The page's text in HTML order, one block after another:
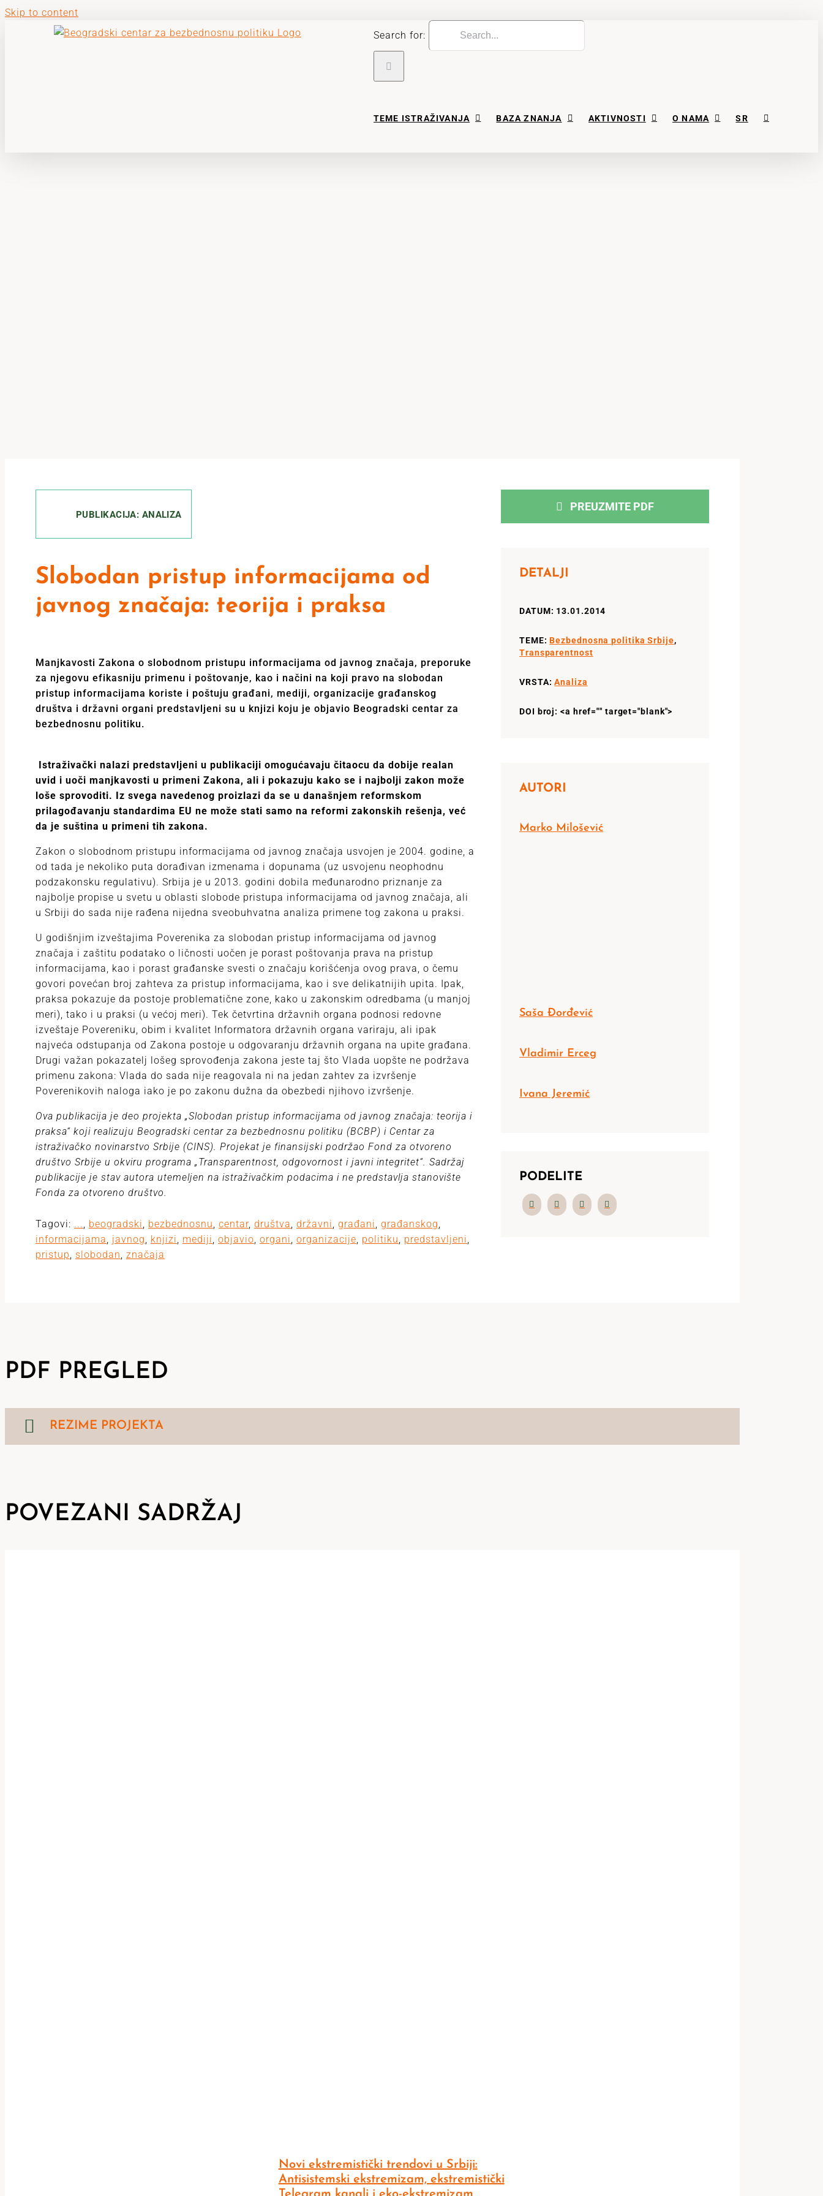
Skip to content
Search for:
TEME ISTRAŽIVANJA BAZA ZNANJA AKTIVNOSTI O NAMA SR
PUBLIKACIJA: ANALIZA
Slobodan pristup informacijama od
javnog značaja: teorija i praksa
Manjkavosti Zakona o slobodnom pristupu informacijama od javnog značaja, preporuke
za njegovu efikasniju primenu i poštovanje, kao i načini na koji pravo na slobodan
pristup informacijama koriste i poštuju građani, mediji, organizacije građanskog
društva i državni organi predstavljeni su u knjizi koju je objavio Beogradski centar za
bezbednosnu politiku.
Istraživački nalazi predstavljeni u publikaciji omogućavaju čitaocu da dobije realan
uvid i uoči manjkavosti u primeni Zakona, ali i pokazuju kako se i najbolji zakon može
loše sprovoditi. Iz svega navedenog proizlazi da se u današnjem reformskom
prilagođavanju standardima EU ne može stati samo na reformi zakonskih rešenja, već
da je suština u primeni tih zakona.
Zakon o slobodnom pristupu informacijama od javnog značaja usvojen je 2004. godine, a
od tada je nekoliko puta dorađivan izmenama i dopunama (uz usvojenu neophodnu
podzakonsku regulativu). Srbija je u 2013. godini dobila međunarodno priznanje za
najbolje propise u svetu u oblasti slobode pristupa informacijama od javnog značaja, ali
u Srbiji do sada nije rađena nijedna sveobuhvatna analiza primene tog zakona u praksi.
U godišnjim izveštajima Poverenika za slobodan pristup informacijama od javnog
značaja i zaštitu podatako o ličnosti uočen je porast poštovanja prava na pristup
informacijama, kao i porast građanske svesti o značaju korišćenja ovog prava, o čemu
govori povećan broj zahteva za pristup informacijama, kao i sve delikatnijih upita. Ipak,
praksa pokazuje da postoje problematične zone, kako u zakonskim odredbama (u manjoj
meri), tako i u praksi (u većoj meri). Tek četvrtina državnih organa podnosi redovne
izveštaje Povereniku, obim i kvalitet Informatora državnih organa variraju, ali ipak
najveća odstupanja od Zakona postoje u odgovaranju državnih organa na upite građana.
Drugi važan pokazatelj lošeg sprovođenja zakona jeste taj što Vlada uopšte ne podržava
primenu zakona: Vlada do sada nije reagovala ni na jedan zahtev za izvršenje
Poverenikovih naloga iako je po zakonu dužna da obezbedi njihovo izvršenje.
Ova publikacija je deo projekta „Slobodan pristup informacijama od javnog značaja: teorija i
praksa“ koji realizuju Beogradski centar za bezbednosnu politiku (BCBP) i Centar za
istraživačko novinarstvo Srbije (CINS). Projekat je finansijski podržao Fond za otvoreno
društvo Srbije u okviru programa „Transparentnost, odgovornost i javni integritet“. Sadržaj
publikacije je stav autora utemeljen na istraživačkim podacima i ne predstavlja stanovište
Fonda za otvoreno društvo.
Tagovi: ..., beogradski, bezbednosnu, centar, društva, državni, građani, građanskog,
informacijama, javnog, knjizi, mediji, objavio, organi, organizacije, politiku, predstavljeni,
pristup, slobodan, značaja
PREUZMITE PDF
DETALJI
DATUM: 13.01.2014
TEME:Bezbednosna politika Srbije,
Transparentnost
VRSTA:Analiza
DOI broj: <a href="" target="blank">
AUTORI
Marko Milošević
Saša Đorđević
Vladimir Erceg
Ivana Jeremić
PODELITE
PDF PREGLED
REZIME PROJEKTA
POVEZANI SADRŽAJ
Novi ekstremistički trendovi u Srbiji:
Antisistemski ekstremizam, ekstremistički